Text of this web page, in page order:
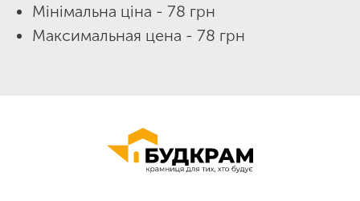
Мінімальна ціна - 78 грн
Максимальная цена - 78 грн